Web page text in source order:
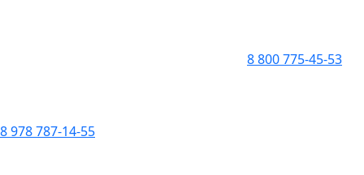
8 800 775-45-53
8 978 787-14-55